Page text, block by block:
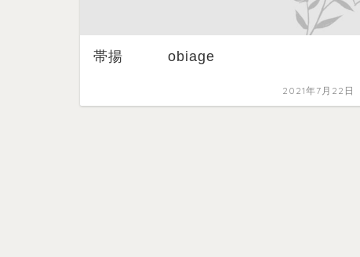
帯揚 obiage
2021年7月22日